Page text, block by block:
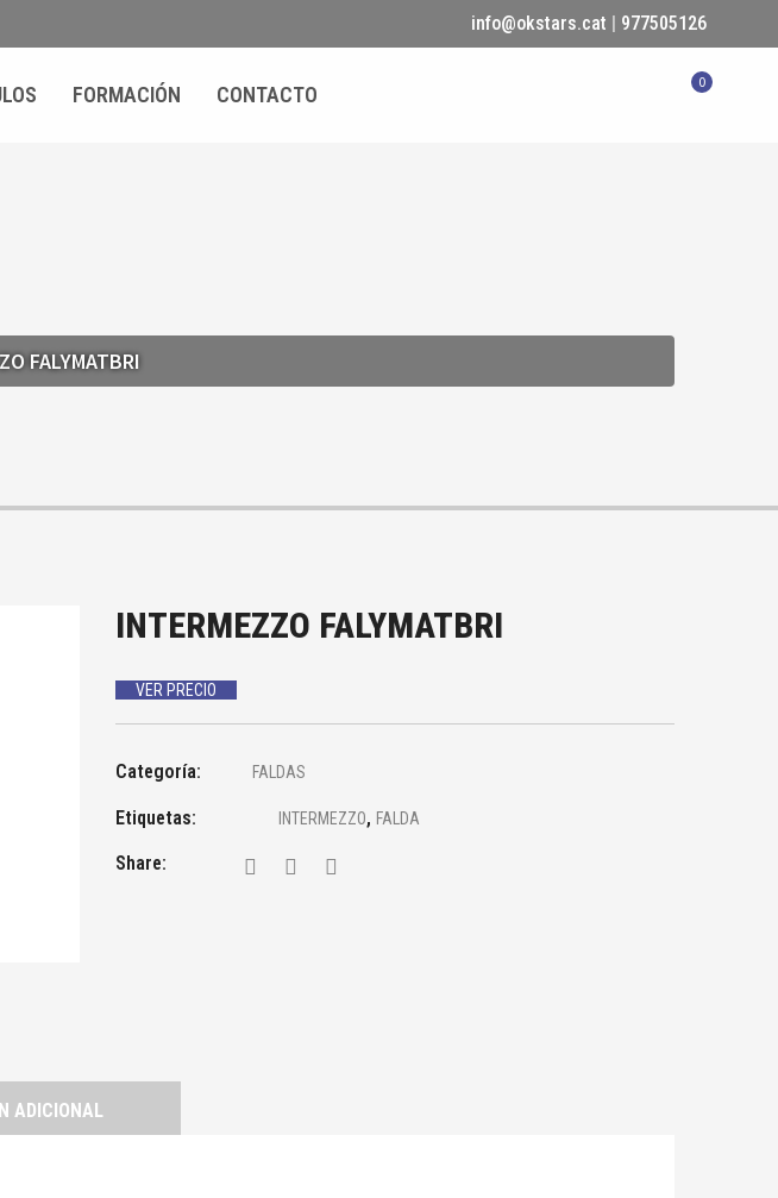
info@okstars.cat | 977505126
FORMACIÓN CONTACTO
0
FALYMATBRI
INTERMEZZO FALYMATBRI
VER PRECIO
Categoría: FALDAS
Etiquetas: INTERMEZZO, FALDA
Share:
ADICIONAL